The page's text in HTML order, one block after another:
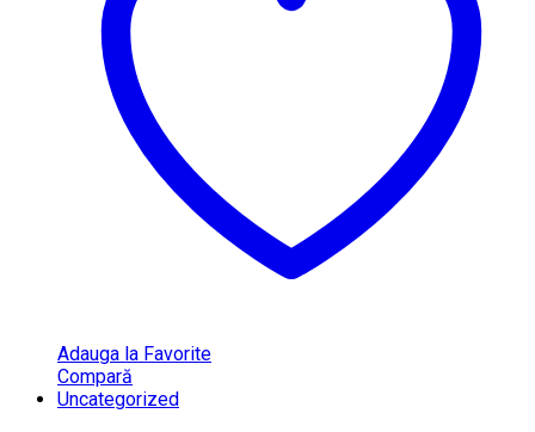
Adauga la Favorite
Compară
Uncategorized